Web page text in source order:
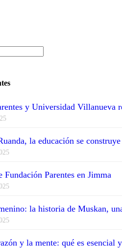
y Universidad Villanueva
la educación se
Fundación Parentes en Jimma
la historia de Muskan,
y la mente: qué es esencial